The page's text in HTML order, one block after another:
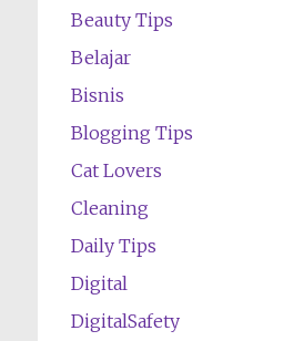
Beauty Tips
Belajar
Bisnis
Blogging Tips
Cat Lovers
Cleaning
Daily Tips
Digital
DigitalSafety